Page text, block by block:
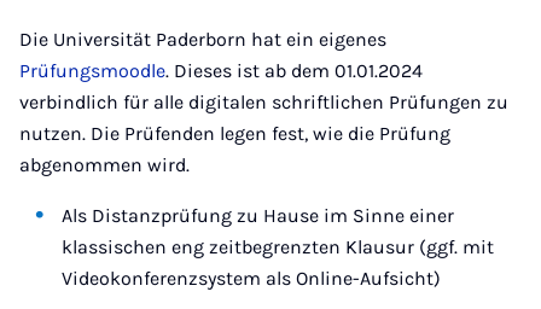
Die Universität Paderborn hat ein eigenes
Prüfungsmoodle. Dieses ist ab dem 01.01.2024
verbindlich für alle digitalen schriftlichen Prüfungen zu
nutzen. Die Prüfenden legen fest, wie die Prüfung
abgenommen wird.
Als Distanzprüfung zu Hause im Sinne einer
klassischen eng zeitbegrenzten Klausur (ggf. mit
Videokonferenzsystem als Online-Aufsicht)